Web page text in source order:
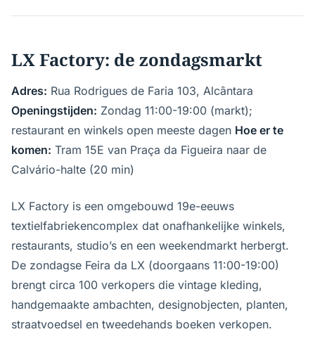
LX Factory: de zondagsmarkt
Adres: Rua Rodrigues de Faria 103, Alcântara
Openingstijden: Zondag 11:00-19:00 (markt);
restaurant en winkels open meeste dagen Hoe er te
komen: Tram 15E van Praça da Figueira naar de
Calvário-halte (20 min)
LX Factory is een omgebouwd 19e-eeuws
textielfabriekencomplex dat onafhankelijke winkels,
restaurants, studio’s en een weekendmarkt herbergt.
De zondagse Feira da LX (doorgaans 11:00-19:00)
brengt circa 100 verkopers die vintage kleding,
handgemaakte ambachten, designobjecten, planten,
straatvoedsel en tweedehands boeken verkopen.